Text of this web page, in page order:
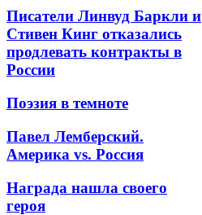
Писатели Линвуд Баркли и
Стивен Кинг отказались
продлевать контракты в
России
Поэзия в темноте
Павел Лемберский.
Америка vs. Россия
Награда нашла своего
героя